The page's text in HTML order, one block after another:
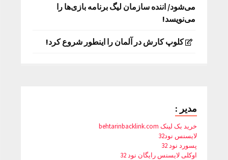
می‌شود/ اننده سازمان لیگ برنامه بازی‌ها را
می‌نویسد!
کلوپ کارش در آلمان را اینطور شروع کرد!
مدیر :
خرید بک لینک behtarinbacklink.com
لایسنس نود32
پسورد نود 32
اوکلی لایسنس رایگان نود 32